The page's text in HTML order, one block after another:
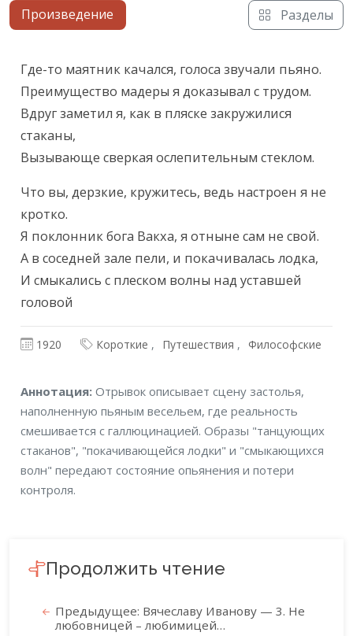
Произведение Разделы
Текст произведения
Где-то маятник качался, голоса звучали пьяно.
Преимущество мадеры я доказывал с трудом.
Вдруг заметил я, как в пляске закружилися
стаканы,
Вызывающе сверкая ослепительным стеклом.
Что вы, дерзкие, кружитесь, ведь настроен я не
кротко.
Я поклонник бога Вакха, я отныне сам не свой.
А в соседней зале пели, и покачивалась лодка,
И смыкались с плеском волны над уставшей
головой
1920 Короткие Путешествия Философские
Аннотация
Аннотация:Отрывок описывает сцену застолья,
наполненную пьяным весельем, где реальность
смешивается с галлюцинацией. Образы "танцующих
стаканов", "покачивающейся лодки" и "смыкающихся
волн" передают состояние опьянения и потери
контроля.
Продолжить чтение
Предыдущее: Вячеславу Иванову — 3. Не
любовницей – любимицей…